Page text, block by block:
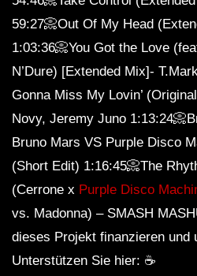
59:27📀Out Of My Head
1:03:36📀You Got the Love
N’Dure) [Extended Mix]-
Gonna Miss My Lovin’
Novy, Jeremy Juno
Bruno Mars VS Purple Disco
(Short Edit) 1:16:45📀The
(Cerrone x Purple Disco
vs. Madonna) – SMASH
dieses Projekt finanzieren
Unterstützen Sie hier: ☕